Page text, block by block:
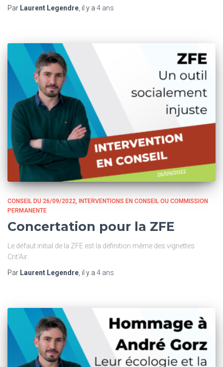
Par Laurent Legendre, il y a 4 ans
CONSEIL DU 26/09/2022
INTERVENTIONS EN CONSEIL OU COMMISSION
PERMANENTE
Concertation pour la ZFE
Le défaut initial de la ZFE est la définition même des vignettes
Crit’Air.
Par Laurent Legendre , il y a 4 ans